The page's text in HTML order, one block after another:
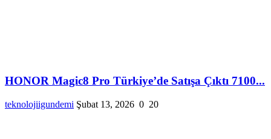
HONOR Magic8 Pro Türkiye’de Satışa Çıktı 7100...
teknolojiigundemi Şubat 13, 2026 0 20